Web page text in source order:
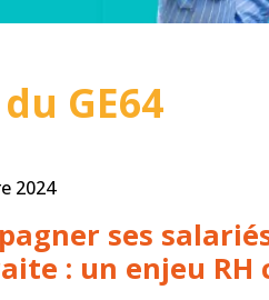
GE64
2024
ses
: un enjeu RH